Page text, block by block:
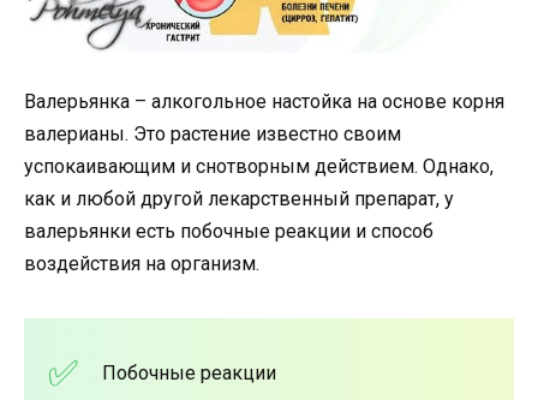
Валерьянка – алкогольное настойка на основе корня
валерианы. Это растение известно своим
успокаивающим и снотворным действием. Однако,
как и любой другой лекарственный препарат, у
валерьянки есть побочные реакции и способ
воздействия на организм.
Побочные реакции